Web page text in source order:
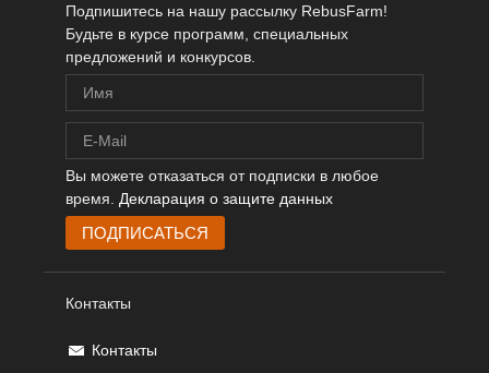
Подпишитесь на нашу рассылку RebusFarm!
Будьте в курсе программ, специальных
предложений и конкурсов.
Вы можете отказаться от подписки в любое
время. Декларация о защите данных
Контакты
Контакты